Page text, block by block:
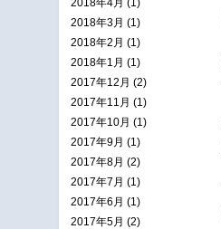
2018年4月 (1)
2018年3月 (1)
2018年2月 (1)
2018年1月 (1)
2017年12月 (2)
2017年11月 (1)
2017年10月 (1)
2017年9月 (1)
2017年8月 (2)
2017年7月 (1)
2017年6月 (1)
2017年5月 (2)